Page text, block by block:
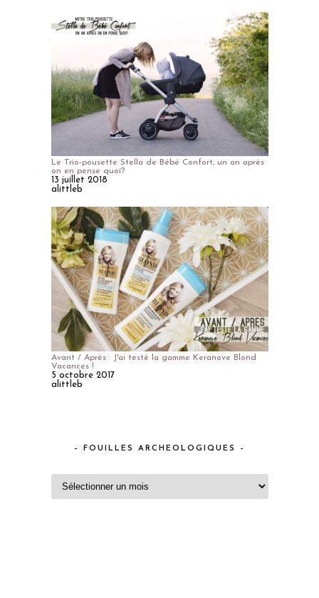
Le Trio-pousette Stella de Bébé Confort, un an après
on en pense quoi?
13 juillet 2018
alittleb
Avant / Après : J'ai testé la gamme Keranove Blond
Vacances !
5 octobre 2017
alittleb
– FOUILLES ARCHEOLOGIQUES –